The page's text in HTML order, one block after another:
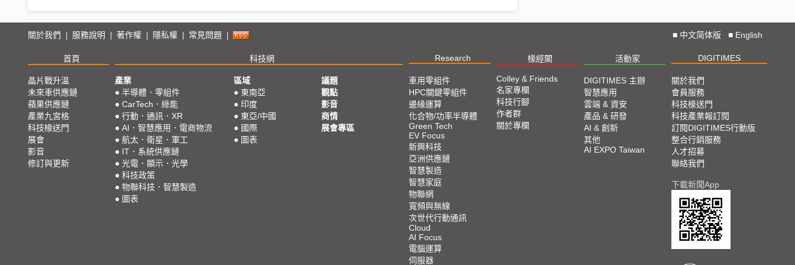
關於我們 服務說明 著作權 隱私權 常見問題 ■ 中文简体版 ■ English
首頁 科技網 Research 椽經閣 活動家 DIGITIMES
晶片戰升溫
未來車供應鏈
蘋果供應鏈
產業九宮格
科技椽送門
展會
影音
修訂與更新
產業
● 半導體．零組件
● CarTech．綠能
● 行動．通訊．XR
● AI．智慧應用．電商物流
● 航太．衛星．軍工
● IT．系統供應鏈
● 光電．顯示．光學
● 科技政策
● 物聯科技．智慧製造
● 圖表
區域
● 東南亞
● 印度
● 東亞/中國
● 國際
● 圖表
議題
觀點
影音
商情
展會專區
車用零組件
HPC關鍵零組件
邊緣運算
化合物/功率半導體
Green Tech
EV Focus
新興科技
亞洲供應鏈
智慧製造
智慧家庭
物聯網
寬頻與無線
次世代行動通訊
Cloud
AI Focus
電腦運算
伺服器
Colley & Friends
名家專欄
科技行腳
作者群
關於專欄
DIGITIMES 主辦
智慧應用
雲端 & 資安
產品 & 研發
AI & 創新
其他
AI EXPO Taiwan
關於我們
會員服務
科技椽送門
科技產業報訂閱
訂閱DIGITIMES行動版
整合行銷服務
人才招募
聯絡我們
下載新聞App